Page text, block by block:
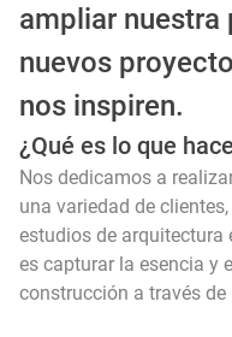
ampliar nuestra
nuevos
nos inspiren.
¿Qué es lo que
Nos dedicamos a
una variedad de
estudios de arquitectura
es capturar la esencia y
construcción a través